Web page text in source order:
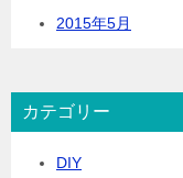
2015年5月
カテゴリー
DIY